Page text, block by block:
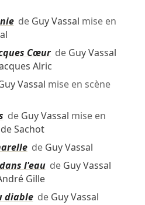
de Guy Vassal mise en
Cœurde Guy Vassal
Alric
Vassal mise en scène
de Guy Vassal mise en
Sachot
de Guy Vassal
l'eaude Guy Vassal
Gille
diablede Guy Vassal